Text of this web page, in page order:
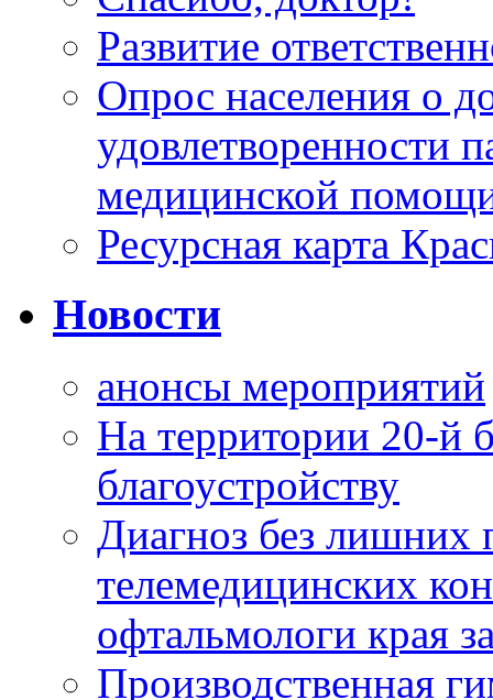
Развитие
Опрос населения о
удовлетворенности
медицинской
Ресурсная карта
Новости
анонсы мероприятий
На территории 20-й
благоустройству
Диагноз без лишних
телемедицинских
офтальмологи края
Производственная